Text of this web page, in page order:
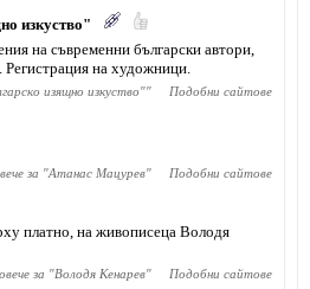
изкуство"
на съвременни български автори,
на художници.
изящно изкуство"" Подобни сайтове
за "Атанас Мацурев" Подобни сайтове
платно, на живописеца Володя
за "Володя Кенарев" Подобни сайтове